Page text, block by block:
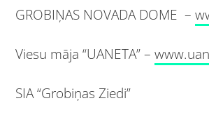
GROBIŅAS NOVADA DOME –
Viesu māja “UANETA” –
SIA “Grobiņas Ziedi”